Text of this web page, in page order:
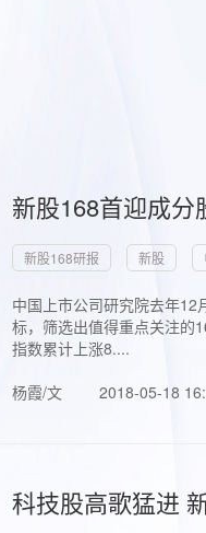
新股168首迎成
新股168研报 新股
中国上市公司研究院去年
标，筛选出值得重点关注的
指数累计上涨8....
杨霞/文
2018-05-18
科技股高歌猛进